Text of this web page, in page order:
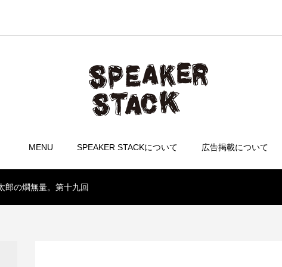
MENU SPEAKER STACKについて 広告掲載について
郎の燗無量。第十九回